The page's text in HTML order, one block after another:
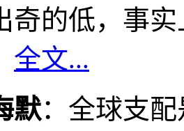
奇的低，事
全文...
默：全球支